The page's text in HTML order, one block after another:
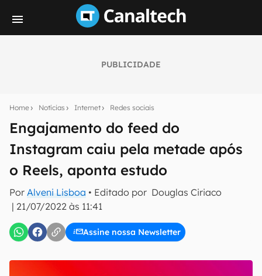
PUBLICIDADE
Home Notícias Internet Redes sociais
Engajamento do feed do
Instagram caiu pela metade após
o Reels, aponta estudo
Por Alveni Lisboa • Editado por Douglas Ciriaco
| 21/07/2022 às 11:41
Assine nossa Newsletter
notícias e reviews sobre tecnologia em primeira
mão.
E-mail
inscreva-se
Confirmo que li, aceito e concordo com os Termos de
Uso e Política de Privacidade do Canaltech.